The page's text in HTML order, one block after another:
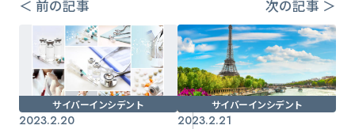
＜ 前の記事 次の記事 ＞
サイバーインシデント
2023.2.20
サイバーインシデント
2023.2.21